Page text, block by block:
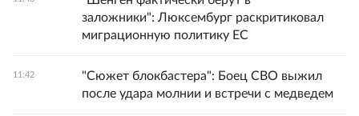
заложники": Люксембург раскритиковал
миграционную политику ЕС
11:42
"Сюжет блокбастера": Боец СВО выжил
после удара молнии и встречи с медведем